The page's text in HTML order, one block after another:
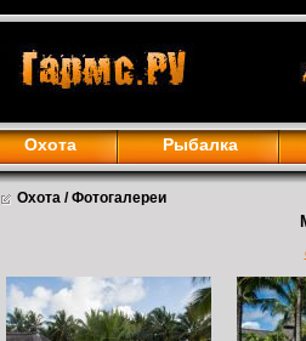
Охота Рыбалка
Охота / Фотогалереи